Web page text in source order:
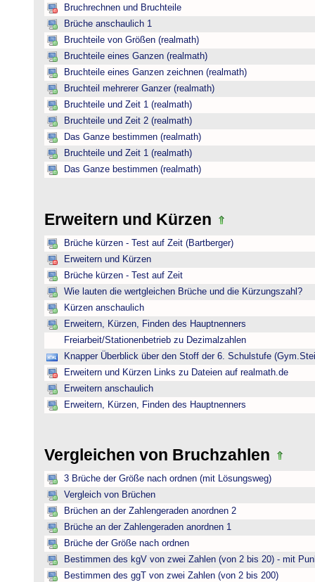
Bruchrechnen und Bruchteile
Brüche anschaulich 1
Bruchteile von Größen (realmath)
Bruchteile eines Ganzen (realmath)
Bruchteile eines Ganzen zeichnen (realmath)
Bruchteil mehrerer Ganzer (realmath)
Bruchteile und Zeit 1 (realmath)
Bruchteile und Zeit 2 (realmath)
Das Ganze bestimmen (realmath)
Bruchteile und Zeit 1 (realmath)
Das Ganze bestimmen (realmath)
Erweitern und Kürzen
Brüche kürzen - Test auf Zeit (Bartberger)
Erweitern und Kürzen
Brüche kürzen - Test auf Zeit
Wie lauten die wertgleichen Brüche und die Kürzungszahl?
Kürzen anschaulich
Erweitern, Kürzen, Finden des Hauptnenners
Freiarbeit/Stationenbetrieb zu Dezimalzahlen
Knapper Überblick über den Stoff der 6. Schulstufe
Erweitern und Kürzen Links zu Dateien auf realmath.de
Erweitern anschaulich
Erweitern, Kürzen, Finden des Hauptnenners
Vergleichen von Bruchzahlen
3 Brüche der Größe nach ordnen (mit Lösungsweg)
Vergleich von Brüchen
Brüchen an der Zahlengeraden anordnen 2
Brüche an der Zahlengeraden anordnen 1
Brüche der Größe nach ordnen
Bestimmen des kgV von zwei Zahlen (von 2 bis 20) - mit
Bestimmen des ggT von zwei Zahlen (von 2 bis 200)